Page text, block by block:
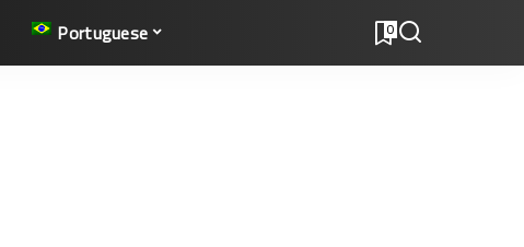
Portuguese 0